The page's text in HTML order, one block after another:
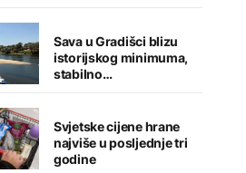
medicinska pomoć
Sava u Gradišci blizu
istorijskog minimuma,
stabilno
vodosnabdijevanje
Svjetske cijene hrane
najviše u posljednje tri
godine